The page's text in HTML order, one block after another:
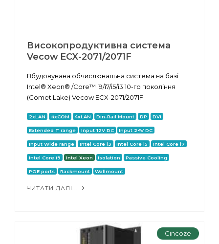
Високопродуктивна система
Vecow ECX-2071/2071F
Вбудовувана обчислювальна система на базі
Intel® Xeon® /Core™ i9/i7/i5/i3 10-го покоління
(Comet Lake) Vecow ECX-2071/2071F
2xLAN 4xCOM 4xLAN Din-Rail Mount DP DVI
Extended T range Input 12V DC Input 24V DC
Input Wide range Intel Core i3 Intel Core i5 Intel Core i7
Intel Core i9 Intel Xeon Isolation Passive Cooling
POE ports Rackmount Wallmount
ЧИТАТИ ДАЛІ...
Cincoze